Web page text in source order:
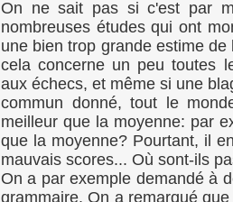
On ne sait pas si c'est par
nombreuses études qui ont
une bien trop grande estime
cela concerne un peu toutes
aux échecs, et même si une
commun donné, tout le
meilleur que la moyenne: par
que la moyenne? Pourtant, il
mauvais scores... Où sont-ils
On a par exemple demandé à
grammaire. On a remarqué